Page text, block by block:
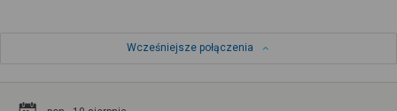
Wcześniejsze połączenia